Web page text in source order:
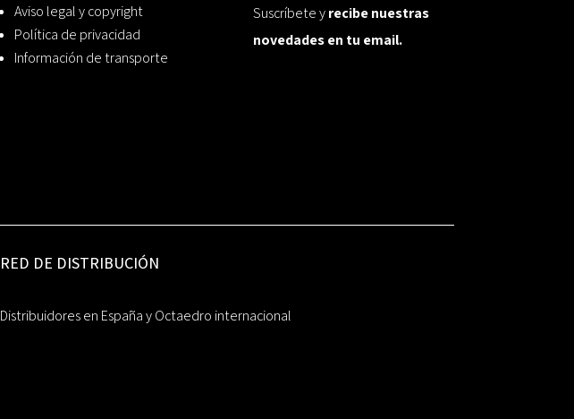
Aviso legal y copyright
Política de privacidad
Información de transporte
Suscríbete yrecibe nuestras
novedades en tu email.
RED DE DISTRIBUCIÓN
Distribuidores en España y Octaedro internacional